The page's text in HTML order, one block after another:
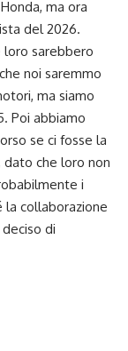
ma ora
del 2026.
loro sarebbero
noi saremmo
ma siamo
Poi abbiamo
se ci fosse la
che loro non
i
collaborazione
di